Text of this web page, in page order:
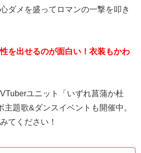
ダメを盛ってロマンの一撃を叩き
を出せるのが面白い！衣装もかわ
ユニット「いずれ菖蒲か杜
題歌&ダンスイベントも開催中。
てください！